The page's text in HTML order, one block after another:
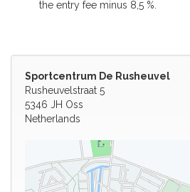
the entry fee minus 8,5 %.
Sportcentrum De Rusheuvel
Rusheuvelstraat 5
5346 JH Oss
Netherlands